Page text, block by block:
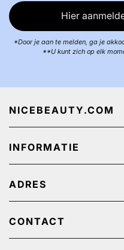
Hier
*Door je aan te melden, ga je
**U kunt zich op elk
NICEBEAUTY.COM
Startpagina
Over ons
Track & Trace
Reclame aanbiedingen
INFORMATIE
Klantenservice - Q & A
Privacy beleid
Algemene Voorwaarden
Retour
ADRES
NiceBeauty ApS
Stærevej 2,
6705 Esbjerg, Denmark
CONTACT
Klantenservice: (+31) 20